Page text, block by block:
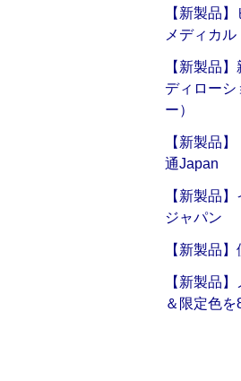
【新製品
メディカル
【新製品
ディロー
ー）
【新製品
通Japan
【新製品
ジャパン
【新製品
【新製品
＆限定色